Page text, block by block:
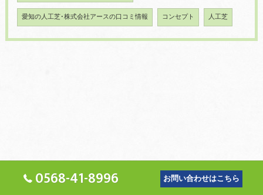
愛知の人工芝･株式会社アースの口コミ情報 コンセプト 人工芝
0568-41-8996 お問い合わせはこちら